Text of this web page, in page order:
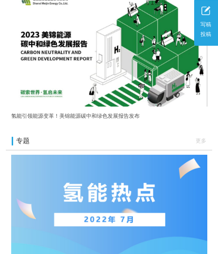
写稿
投稿
氢能引领能源变革！美锦能源碳中和绿色发展报告发布
专题 更多